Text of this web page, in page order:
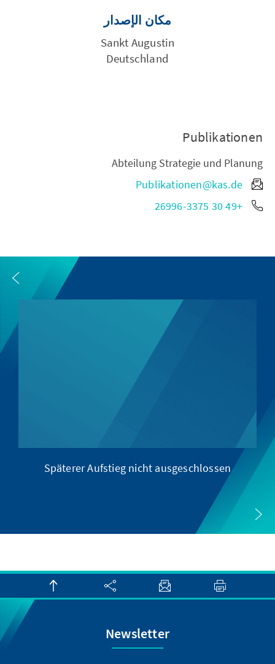
مكان الإصدار
Sankt Augustin
Deutschland
Publikationen
Abteilung Strategie und Planung
Publikationen@kas.de
+49 30 26996-3375
Späterer Aufstieg nicht ausgeschlossen
Newsletter